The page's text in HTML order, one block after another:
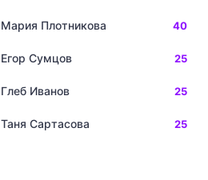
Мария Плотникова 40
Егор Сумцов 25
Глеб Иванов 25
Таня Сартасова 25